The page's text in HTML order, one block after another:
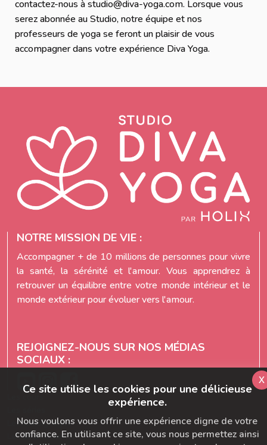
contactez-nous à studio@diva-yoga.com. Lorsque vous
serez abonnée au Studio, notre équipe et nos
professeurs de yoga se feront un plaisir de vous
accompagner dans votre expérience Diva Yoga.​​​​​​​
NOTRE MISSION DE VIE :
Accompagner + de 10 millions de personnes pour vivre
la santé, la sérénité et l'amour. Vous apprendrez à
retrouver un équilibre entre votre monde intérieur et le
monde extérieur pour évoluer vers l'amour.
REJOIGNEZ-NOUS SUR NOS MÉDIAS
SOCIAUX :
Les témoignages
Les abonnements
Ce site utilise les cookies pour une délicieuse
expérience.
Nous voulons vous offrir une expérience digne de votre
confiance. En utilisant ce site, vous nous permettez ainsi
x